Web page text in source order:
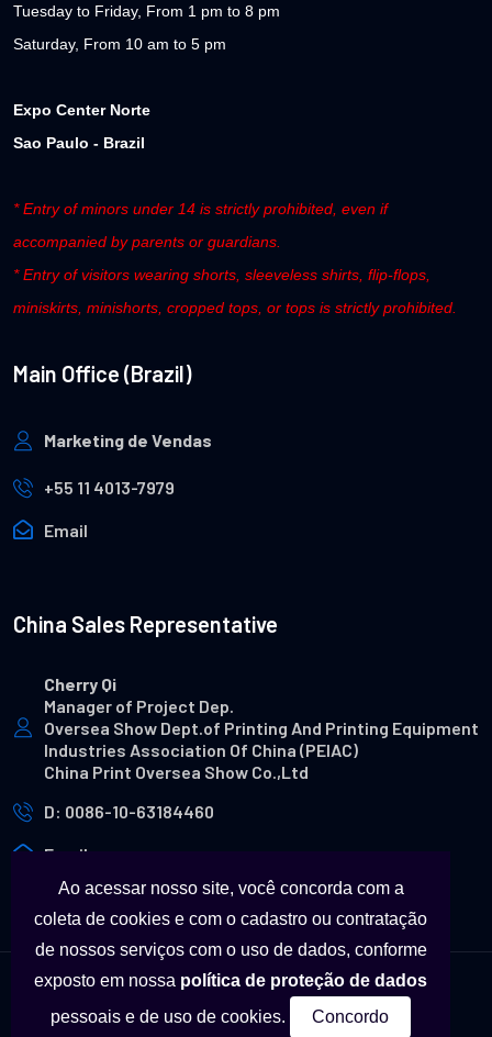
Tuesday to Friday, From 1 pm to 8 pm
Saturday, From 10 am to 5 pm
Expo Center Norte
Sao Paulo - Brazil
* Entry of minors under 14 is strictly prohibited, even if
accompanied by parents or guardians.
* Entry of visitors wearing shorts, sleeveless shirts, flip-flops,
miniskirts, minishorts, cropped tops, or tops is strictly prohibited.
Main Office (Brazil)
Marketing de Vendas
+55 11 4013-7979
Email
China Sales Representative
Cherry Qi
Manager of Project Dep.
Oversea Show Dept.of Printing And Printing Equipment
Industries Association Of China (PEIAC)
China Print Oversea Show Co.,Ltd
D: 0086-10-63184460
Email
© Copyright - Todas as marcas utilizadas neste site são
propriedades a seus respectivos fabricantes.
Ao acessar nosso site, você concorda com a
coleta de cookies e com o cadastro ou contratação
de nossos serviços com o uso de dados, conforme
exposto em nossa política de proteção de dados
pessoais e de uso de cookies.
Concordo